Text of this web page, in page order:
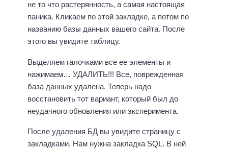
не то что растерянность, а самая настоящая
паника. Кликаем по этой закладке, а потом по
названию базы данных вашего сайта. После
этого вы увидите таблицу.
Выделяем галочками все ее элементы и
нажимаем… УДАЛИТЬ!!! Все, поврежденная
база данных удалена. Теперь надо
восстановить тот вариант, который был до
неудачного обновления или эксперимента.
После удаления БД вы увидите страницу с
закладками. Нам нужна закладка SQL. В ней